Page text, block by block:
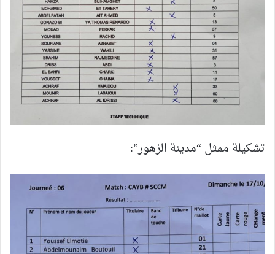
تشكيلة ممثل “مدينة الزهور”: